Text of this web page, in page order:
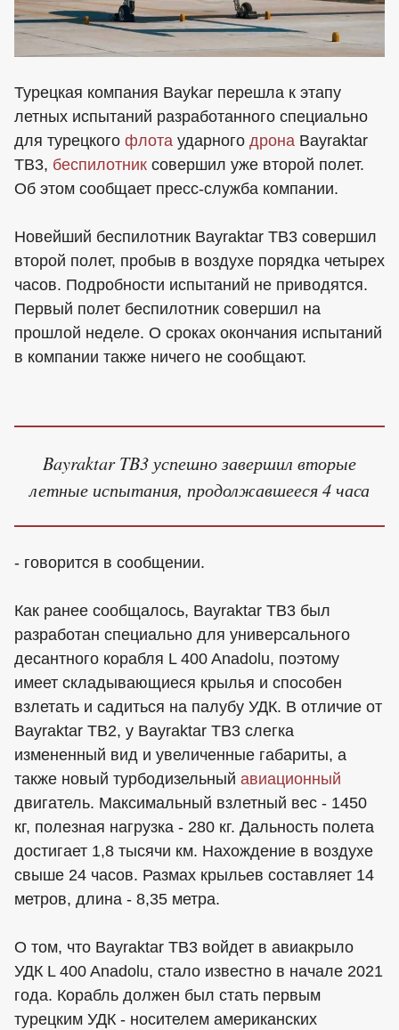
Турецкая компания Baykar перешла к этапу
летных испытаний разработанного специально
для турецкого флота ударного дрона Bayraktar
TB3, беспилотник совершил уже второй полет.
Об этом сообщает пресс-служба компании.
Новейший беспилотник Bayraktar TB3 совершил
второй полет, пробыв в воздухе порядка четырех
часов. Подробности испытаний не приводятся.
Первый полет беспилотник совершил на
прошлой неделе. О сроках окончания испытаний
в компании также ничего не сообщают.
Bayraktar ​​TB3 успешно завершил вторые
летные испытания, продолжавшееся 4 часа
- говорится в сообщении.
Как ранее сообщалось, Bayraktar TB3 был
разработан специально для универсального
десантного корабля L 400 Anadolu, поэтому
имеет складывающиеся крылья и способен
взлетать и садиться на палубу УДК. В отличие от
Bayraktar TB2, у Bayraktar TB3 слегка
измененный вид и увеличенные габариты, а
также новый турбодизельный авиационный
двигатель. Максимальный взлетный вес - 1450
кг, полезная нагрузка - 280 кг. Дальность полета
достигает 1,8 тысячи км. Нахождение в воздухе
свыше 24 часов. Размах крыльев составляет 14
метров, длина - 8,35 метра.
О том, что Bayraktar TB3 войдет в авиакрыло
УДК L 400 Anadolu, стало известно в начале 2021
года. Корабль должен был стать первым
турецким УДК - носителем американских